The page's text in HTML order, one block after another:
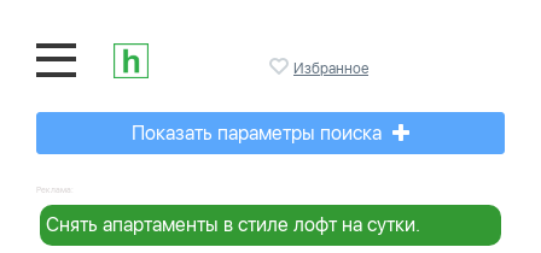
Избранное
Показать параметры поиска
Реклама:
Снять апартаменты в стиле лофт на сутки.